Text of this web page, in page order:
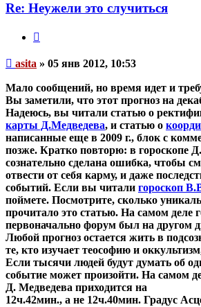
Re: Неужели это случиться
Непрочитанное
asita » 05 янв 2012, 10:53
Мало сообщений, но время идет и
Вы заметили, что этот прогноз на
Надеюсь, вы читали статью о
карты Д.Медведева, и статью о
написанные еще в 2009 г., блок с
позже. Кратко повторю: в гороскопе
сознательно сделана ошибка, чтобы
отвести от себя карму, и даже
событий. Если вы читали гороскоп
поймете. Посмотрите, сколько
прочитало это статью. На самом деле
первоначально форум был на другом
Любой прогноз остается жить в
те, кто изучает теософию и
Если тысячи людей будут думать об
событие может произойти. На самом
Д. Медведева приходится на
12ч.42мин., а не 12ч.40мин. Градус